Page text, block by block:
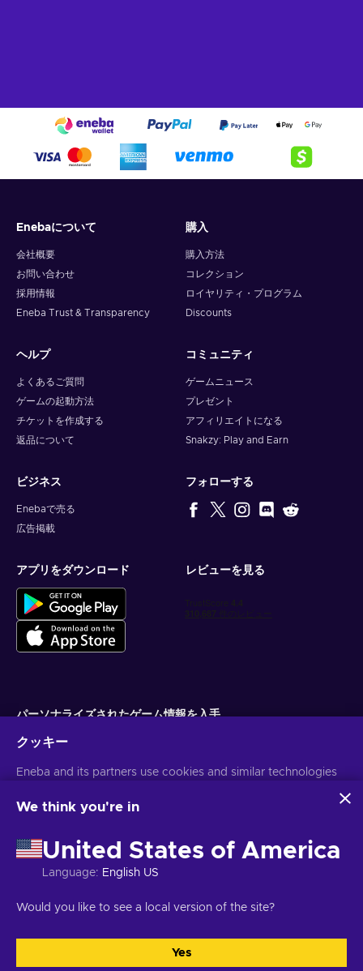
Enebaについて
会社概要
お問い合わせ
採用情報
Eneba Trust & Transparency
購入
購入方法
コレクション
ロイヤリティ・プログラム
Discounts
ヘルプ
よくあるご質問
ゲームの起動方法
チケットを作成する
返品について
コミュニティ
ゲームニュース
プレゼント
アフィリエイトになる
Snakzy: Play and Earn
ビジネス
Enebaで売る
広告掲載
フォローする
アプリをダウンロード レビューを見る
パーソナライズされたゲーム情報を入手
配信停止はいつでも可能です。詳しくは個人情報保護方針をご覧くださ
著作権 ©2026 Eneba.無断複写・転載を禁じます。 JSC "Helis play",
クッキー
Eneba and its partners use cookies and similar technologies
website. We use this information to enhance content,
may also be used for ads personalization.
By clicking 'Accept all', you consent to the use of these
technologies by Eneba and its partners. You can adjust your
For more information on how Google uses your data, see
We think you're in
United States of America
Language: English US
Would you like to see a local version of the site?
Yes